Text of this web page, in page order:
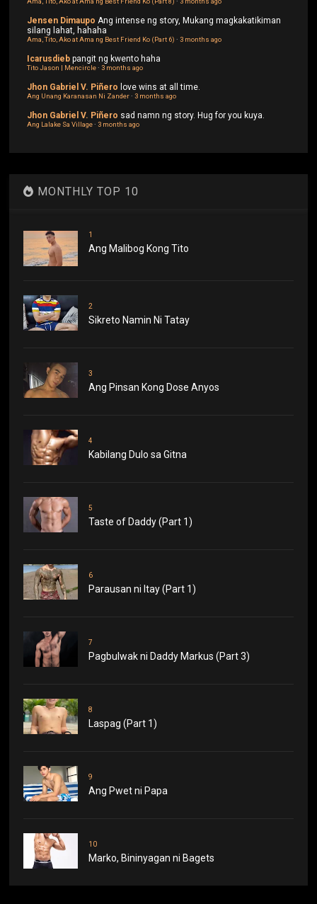
Jensen Dimaupo Ang intense ng story, Mukang magkakatikiman
silang lahat, hahaha
Ama, Tito, Ako at Ama ng Best Friend Ko (Part 6) ·3 months ago
Icarusdieb pangit ng kwento haha
Tito Jason | Mencircle·3 months ago
Jhon Gabriel V. Piñero love wins at all time.
Ang Unang Karanasan Ni Zander·3 months ago
Jhon Gabriel V. Piñero sad namn ng story. Hug for you kuya.
Ang Lalake Sa Village·3 months ago
MONTHLY TOP 10
1
Ang Malibog Kong Tito
2
Sikreto Namin Ni Tatay
3
Ang Pinsan Kong Dose Anyos
4
Kabilang Dulo sa Gitna
5
Taste of Daddy (Part 1)
6
Parausan ni Itay (Part 1)
7
Pagbulwak ni Daddy Markus (Part 3)
8
Laspag (Part 1)
9
Ang Pwet ni Papa
10
Marko, Bininyagan ni Bagets